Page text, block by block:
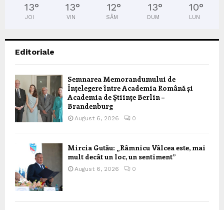
13°
JOI
13°
VIN
12°
SÂM
13°
DUM
10°
LUN
Editoriale
Semnarea Memorandumului de
Înțelegere între Academia Română și
Academia de Științe Berlin –
Brandenburg
August 6, 2026 0
Mircia Gutău: „Râmnicu Vâlcea este, mai
mult decât un loc, un sentiment”
August 6, 2026 0